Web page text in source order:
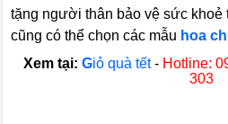
tặng người thân bảo vệ sức khoẻ
cũng có thể chọn các mẫu hoa
Xem tại: Giỏ quà tết- Hotline:
303